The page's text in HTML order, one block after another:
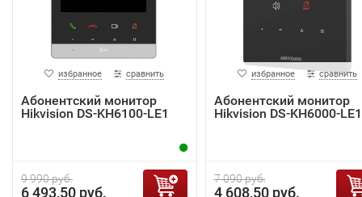
избранное сравнить
Абонентский монитор
Hikvision DS-KH6100-LE1
9 990 руб.
6 493,50 руб.
избранное сравнить
Абонентский монитор
Hikvision DS-KH6000-LE1
7 090 руб.
4 608,50 руб.